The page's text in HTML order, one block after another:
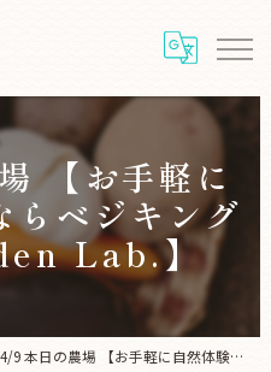
【お手軽に
らベジキング
Lab.】
4/9 本日の農場 【お手軽に自然体験するならベジキングのK's Garden Lab.】